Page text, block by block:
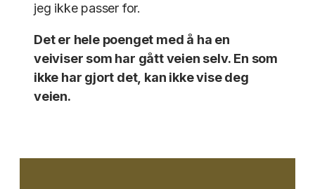
jeg ikke passer for.
Det er hele poenget med å ha en
veiviser som har gått veien selv. En som
ikke har gjort det, kan ikke vise deg
veien.